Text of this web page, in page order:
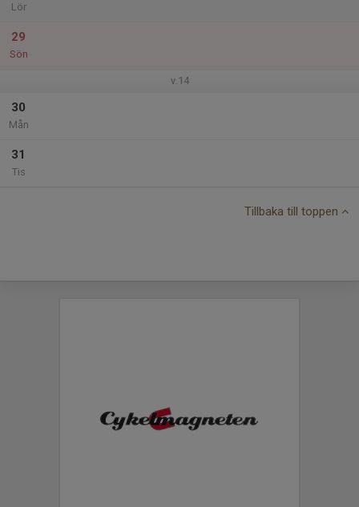
Lör
29
Sön
v.14
30
Mån
31
Tis
Tillbaka till toppen